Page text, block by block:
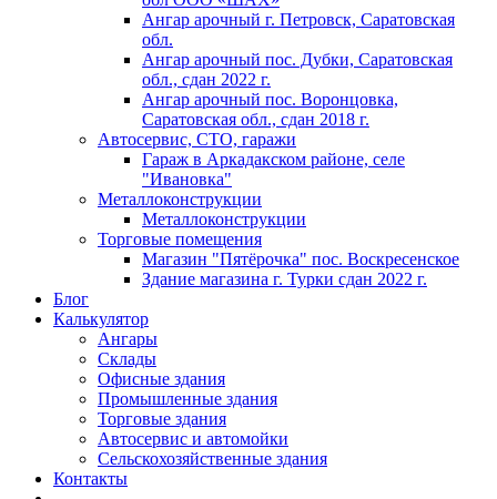
Ангар арочный г. Петровск, Саратовская
обл.
Ангар арочный пос. Дубки, Саратовская
обл., сдан 2022 г.
Ангар арочный пос. Воронцовка,
Саратовская обл., сдан 2018 г.
Автосервис, СТО, гаражи
Гараж в Аркадакском районе, селе
"Ивановка"
Металлоконструкции
Металлоконструкции
Торговые помещения
Магазин "Пятёрочка" пос. Воскресенское
Здание магазина г. Турки сдан 2022 г.
Блог
Калькулятор
Ангары
Склады
Офисные здания
Промышленные здания
Торговые здания
Автосервис и автомойки
Сельскохозяйственные здания
Контакты